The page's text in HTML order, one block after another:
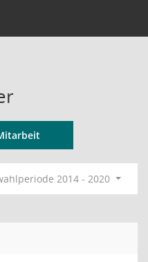
2014 - 2020